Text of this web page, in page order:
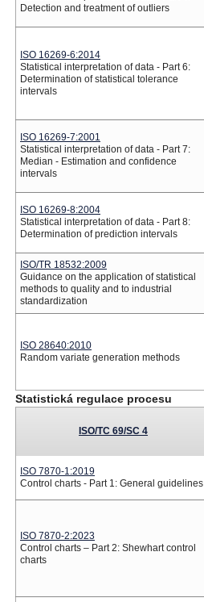
Detection and treatment of outliers
ISO 16269-6:2014
Statistical interpretation of data - Part 6:
Determination of statistical tolerance
intervals
ISO 16269-7:2001
Statistical interpretation of data - Part 7:
Median - Estimation and confidence
intervals
ISO 16269-8:2004
Statistical interpretation of data - Part 8:
Determination of prediction intervals
ISO/TR 18532:2009
Guidance on the application of statistical
methods to quality and to industrial
standardization
ISO 28640:2010
Random variate generation methods
Statistická regulace procesu
ISO/TC 69/SC 4
ISO 7870-1:2019
Control charts - Part 1: General guidelines
ISO 7870-2:2023
Control charts – Part 2: Shewhart control
charts